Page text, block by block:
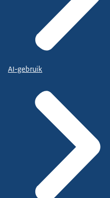
AI-gebruik